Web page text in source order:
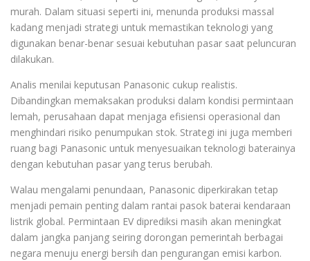
murah. Dalam situasi seperti ini, menunda produksi massal
kadang menjadi strategi untuk memastikan teknologi yang
digunakan benar-benar sesuai kebutuhan pasar saat peluncuran
dilakukan.
Analis menilai keputusan Panasonic cukup realistis.
Dibandingkan memaksakan produksi dalam kondisi permintaan
lemah, perusahaan dapat menjaga efisiensi operasional dan
menghindari risiko penumpukan stok. Strategi ini juga memberi
ruang bagi Panasonic untuk menyesuaikan teknologi baterainya
dengan kebutuhan pasar yang terus berubah.
Walau mengalami penundaan, Panasonic diperkirakan tetap
menjadi pemain penting dalam rantai pasok baterai kendaraan
listrik global. Permintaan EV diprediksi masih akan meningkat
dalam jangka panjang seiring dorongan pemerintah berbagai
negara menuju energi bersih dan pengurangan emisi karbon.